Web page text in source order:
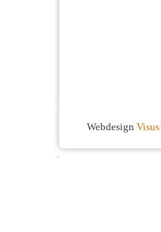
Webdesign Visus